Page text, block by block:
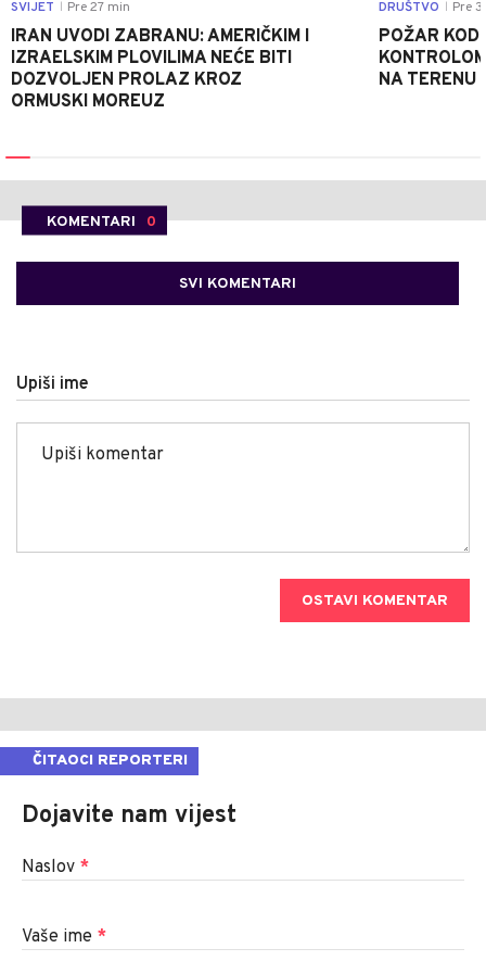
SVIJET Pre 27 min
IRAN UVODI ZABRANU: AMERIČKIM I
IZRAELSKIM PLOVILIMA NEĆE BITI
DOZVOLJEN PROLAZ KROZ
ORMUSKI MOREUZ
DRUŠTVO Pre
POŽAR KOD
NA TERENU
KOMENTARI 0
SVI KOMENTARI
Upiši ime
OSTAVI KOMENTAR
ČITAOCI REPORTERI
Dojavite nam vijest
Naslov *
Vaše ime *